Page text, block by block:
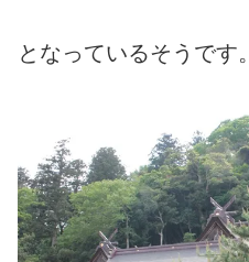
となっているそうです。